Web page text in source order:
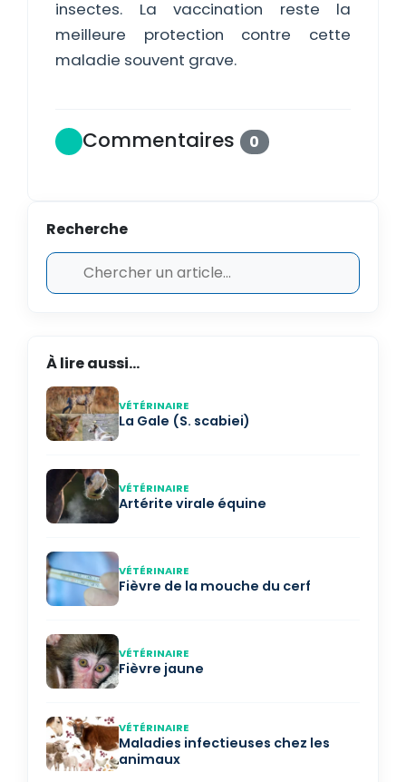
insectes. La vaccination reste la
meilleure protection contre cette
maladie souvent grave.
Commentaires 0
Recherche
À lire aussi...
VÉTÉRINAIRE
La Gale (S. scabiei)
VÉTÉRINAIRE
Artérite virale équine
VÉTÉRINAIRE
Fièvre de la mouche du cerf
VÉTÉRINAIRE
Fièvre jaune
VÉTÉRINAIRE
Maladies infectieuses chez les
animaux